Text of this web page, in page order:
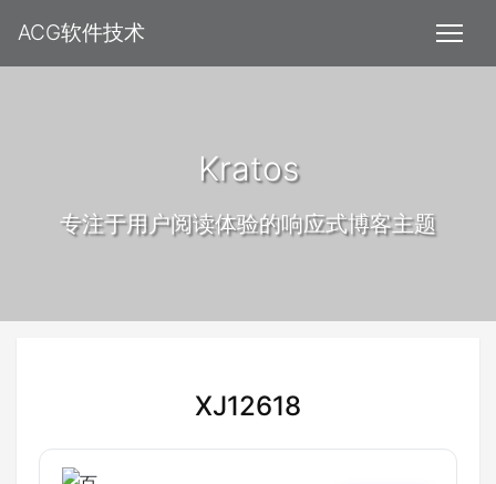
ACG软件技术
Kratos
专注于用户阅读体验的响应式博客主题
XJ12618